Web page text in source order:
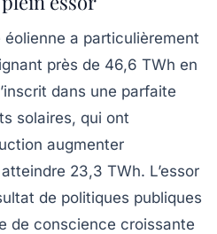
éolienne a particulièrement
près de 46,6 TWh en
dans une parfaite
solaires, qui ont
augmenter
23,3 TWh. L’essor
de politiques publiques
de conscience croissante